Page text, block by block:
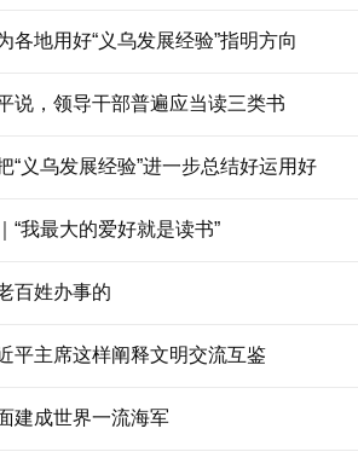
各地用好“义乌发展经验”指明方向
说，领导干部普遍应当读三类书
“义乌发展经验”进一步总结好运用好
“我最大的爱好就是读书”
百姓办事的
平主席这样阐释文明交流互鉴
建成世界一流海军